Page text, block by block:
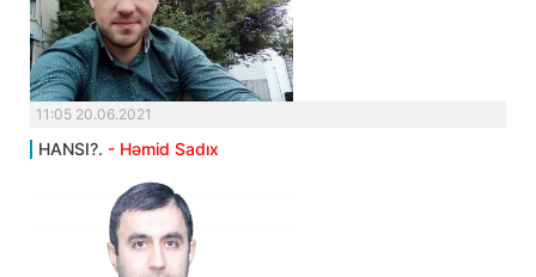
11:05 20.06.2021
HANSI?. - Həmid Sadıx